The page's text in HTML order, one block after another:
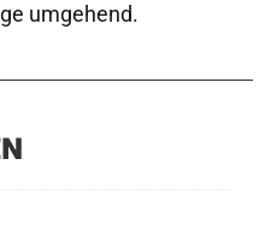
umgehend.